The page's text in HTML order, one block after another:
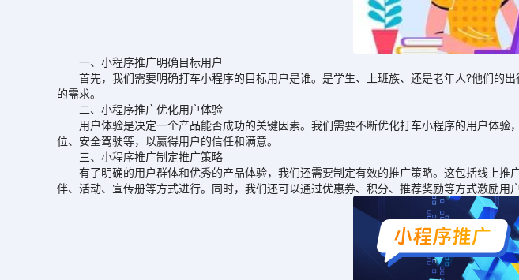
一、小程序推广明确目标用户
首先，我们需要明确打车小程序的目标用户是谁。是学生、上班族、还是老年人?他们的
的需求。
二、小程序推广优化用户体验
用户体验是决定一个产品能否成功的关键因素。我们需要不断优化打车小程序的用户体验
位、安全驾驶等，以赢得用户的信任和满意。
三、小程序推广制定推广策略
有了明确的用户群体和优秀的产品体验，我们还需要制定有效的推广策略。这包括线上推
伴、活动、宣传册等方式进行。同时，我们还可以通过优惠券、积分、推荐奖励等方式激励用